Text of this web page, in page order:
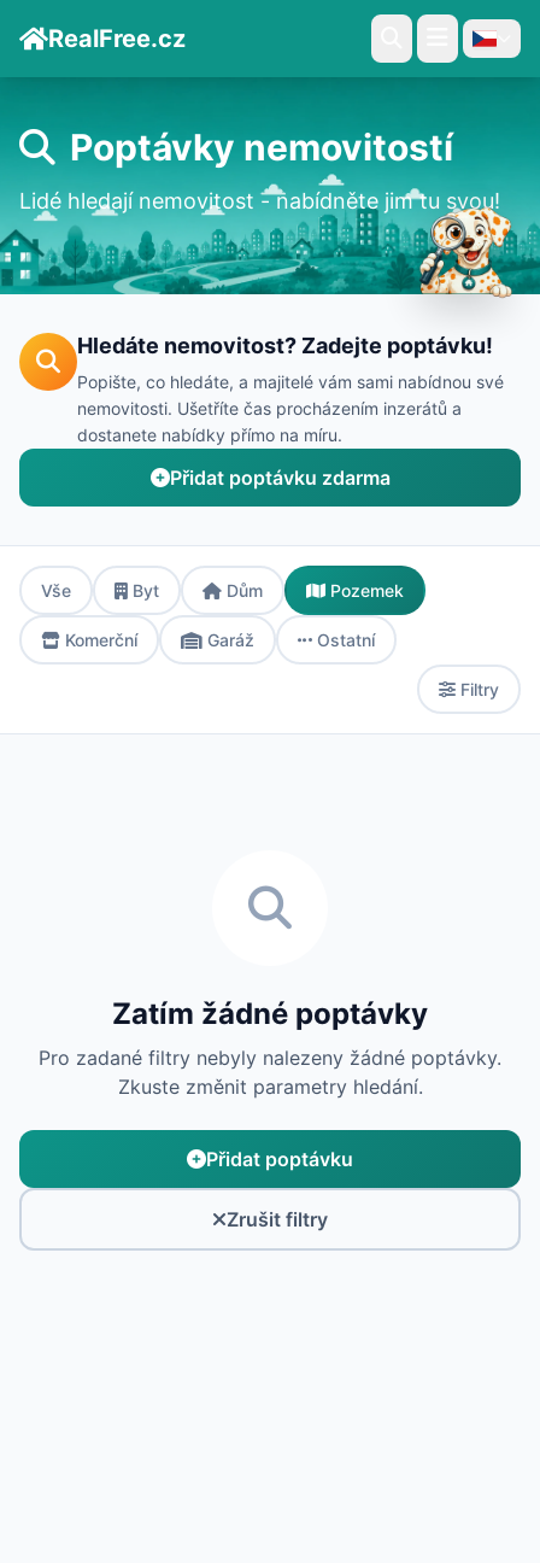
RealFree.cz
Poptávky nemovitostí
Lidé hledají nemovitost - nabídněte jim tu svou!
Hledáte nemovitost? Zadejte poptávku!
Popište, co hledáte, a majitelé vám sami nabídnou své
nemovitosti. Ušetříte čas procházením inzerátů a
dostanete nabídky přímo na míru.
Přidat poptávku zdarma
Vše Byt Dům Pozemek
Komerční Garáž Ostatní
Filtry
Zatím žádné poptávky
Pro zadané filtry nebyly nalezeny žádné poptávky.
Zkuste změnit parametry hledání.
Přidat poptávku
Zrušit filtry